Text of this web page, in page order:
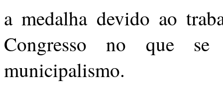
a medalha devido ao
Congresso no que
municipalismo.